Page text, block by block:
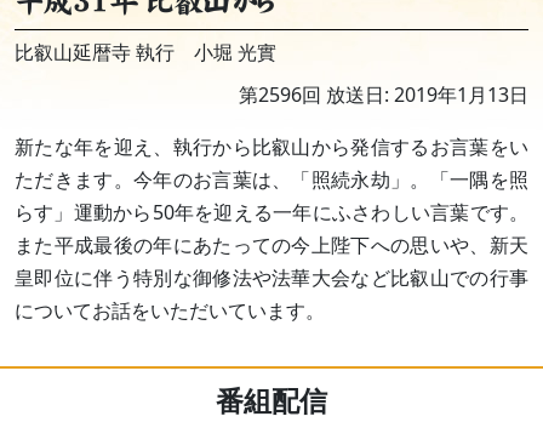
比叡山延暦寺 執行 小堀 光實
第2596回 放送日: 2019年1月13日
新たな年を迎え、執行から比叡山から発信するお言葉をい
ただきます。今年のお言葉は、「照続永劫」。「一隅を照
らす」運動から50年を迎える一年にふさわしい言葉です。
また平成最後の年にあたっての今上陛下への思いや、新天
皇即位に伴う特別な御修法や法華大会など比叡山での行事
についてお話をいただいています。
番組配信